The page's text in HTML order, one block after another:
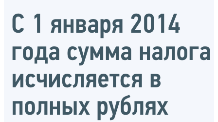
С 1 января 2014
года сумма налога
исчисляется в
полных рублях